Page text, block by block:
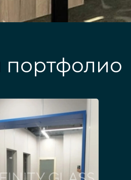
портфолио